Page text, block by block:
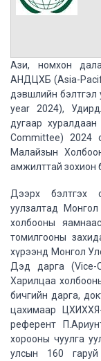
Ази, номхон
АНДЦХБ (Asia-
дэвшлийн бэлтгэл
year 2024),
дугаар
Committee) 2024
Малайзын
амжилттай зохион
Дээрх бэлтгэх
уулзалтад
холбооны
томилгооны
хүрээнд Монгол
Дэд дарга (Vice-
Харилцаа
бичгийн дарга,
цахимаар
референт
хорооны чуулга
улсын 160 гаруй